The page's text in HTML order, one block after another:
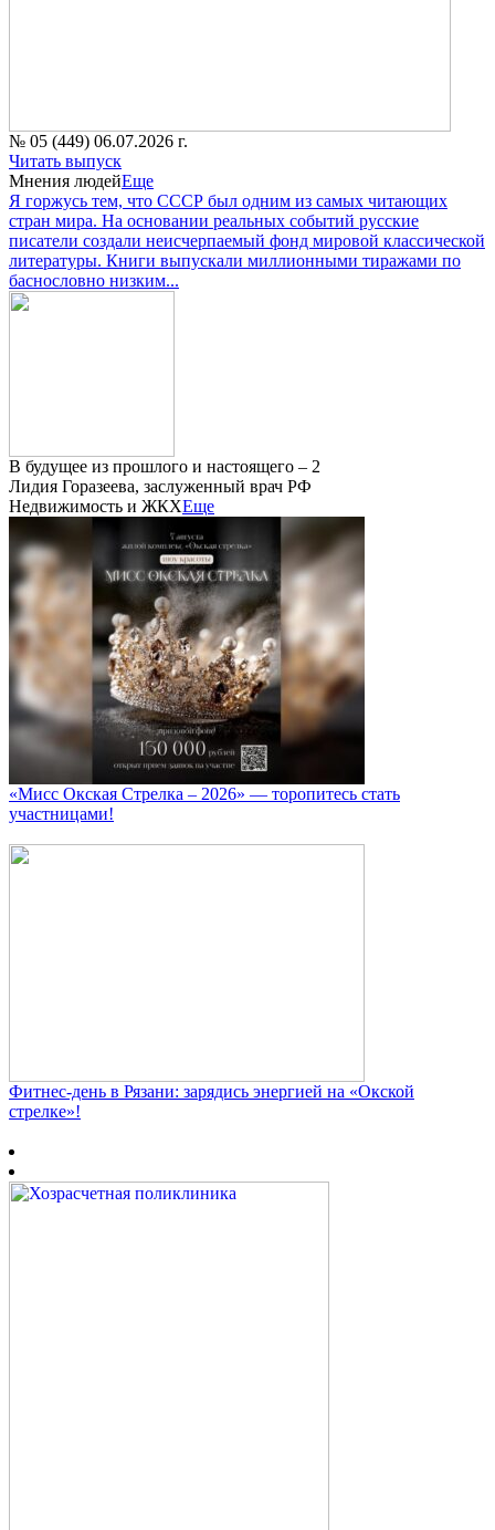
№ 05 (449) 06.07.2026 г.
Читать выпуск
Мнения людейЕще
Я горжусь тем, что СССР был одним из самых читающих
стран мира. На основании реальных событий русские
писатели создали неисчерпаемый фонд мировой классической
литературы. Книги выпускали миллионными тиражами по
баснословно низким...
В будущее из прошлого и настоящего – 2
Лидия Горазеева, заслуженный врач РФ
Недвижимость и ЖКХЕще
«Мисс Окская Стрелка – 2026» — торопитесь стать
участницами!
Фитнес‑день в Рязани: зарядись энергией на «Окской
стрелке»!